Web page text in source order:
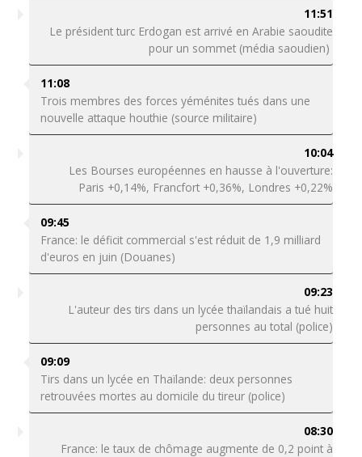
11:51
Le président turc Erdogan est arrivé en Arabie saoudite
pour un sommet (média saoudien)
11:08
Trois membres des forces yéménites tués dans une
nouvelle attaque houthie (source militaire)
10:04
Les Bourses européennes en hausse à l'ouverture:
Paris +0,14%, Francfort +0,36%, Londres +0,22%
09:45
France: le déficit commercial s'est réduit de 1,9 milliard
d'euros en juin (Douanes)
09:23
L'auteur des tirs dans un lycée thaïlandais a tué huit
personnes au total (police)
09:09
Tirs dans un lycée en Thaïlande: deux personnes
retrouvées mortes au domicile du tireur (police)
08:30
France: le taux de chômage augmente de 0,2 point à